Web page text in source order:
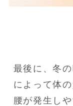
最後に、冬
によって体
腰が発生し